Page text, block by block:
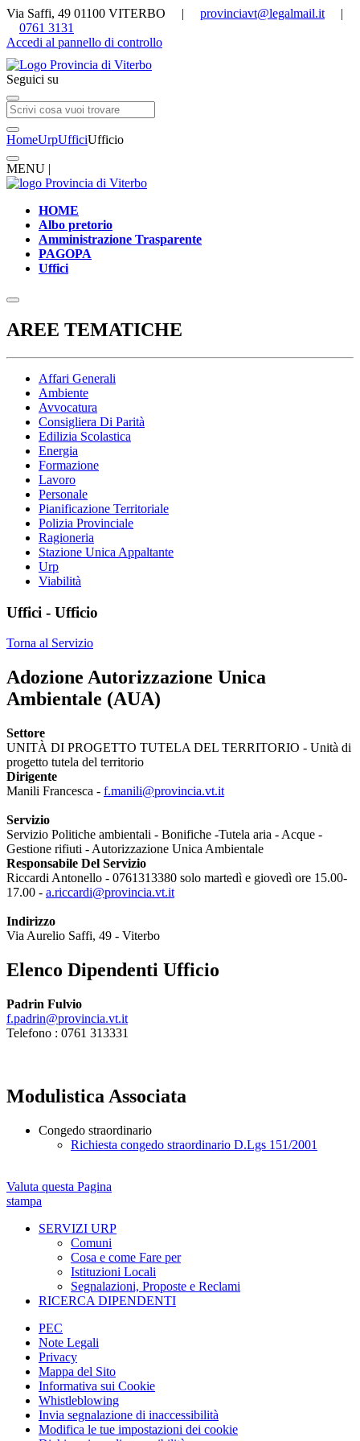
Via Saffi, 49 01100 VITERBO | provinciavt@legalmail.it |
0761 3131
Accedi al pannello di controllo
Seguici su
HomeUrpUfficiUfficio
MENU |
HOME
Albo pretorio
Amministrazione Trasparente
PAGOPA
Uffici
AREE TEMATICHE
Affari Generali
Ambiente
Avvocatura
Consigliera Di Parità
Edilizia Scolastica
Energia
Formazione
Lavoro
Personale
Pianificazione Territoriale
Polizia Provinciale
Ragioneria
Stazione Unica Appaltante
Urp
Viabilità
Uffici - Ufficio
Torna al Servizio
Adozione Autorizzazione Unica
Ambientale (AUA)
Settore
UNITÀ DI PROGETTO TUTELA DEL TERRITORIO - Unità di
progetto tutela del territorio
Dirigente
Manili Francesca - f.manili@provincia.vt.it
Servizio
Servizio Politiche ambientali - Bonifiche -Tutela aria - Acque -
Gestione rifiuti - Autorizzazione Unica Ambientale
Responsabile Del Servizio
Riccardi Antonello - 0761313380 solo martedì e giovedì ore 15.00-
17.00 - a.riccardi@provincia.vt.it
Indirizzo
Via Aurelio Saffi, 49 - Viterbo
Elenco Dipendenti Ufficio
Padrin Fulvio
f.padrin@provincia.vt.it
Telefono : 0761 313331
Modulistica Associata
Congedo straordinario
Richiesta congedo straordinario D.Lgs 151/2001
Valuta questa Pagina
stampa
SERVIZI URP
Comuni
Cosa e come Fare per
Istituzioni Locali
Segnalazioni, Proposte e Reclami
RICERCA DIPENDENTI
PEC
Note Legali
Privacy
Mappa del Sito
Informativa sui Cookie
Whistleblowing
Invia segnalazione di inaccessibilità
Modifica le tue impostazioni dei cookie